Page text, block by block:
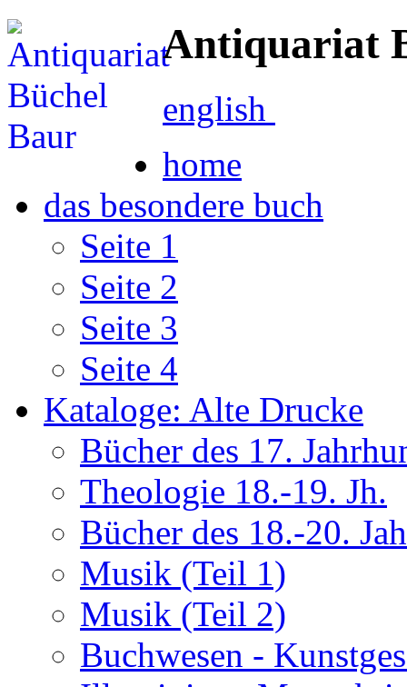
Antiquariat
english
home
das besondere buch
Seite 1
Seite 2
Seite 3
Seite 4
Kataloge: Alte Drucke
Bücher des 17.
Theologie 18.-19. Jh.
Bücher des 18.-20.
Musik (Teil 1)
Musik (Teil 2)
Buchwesen -